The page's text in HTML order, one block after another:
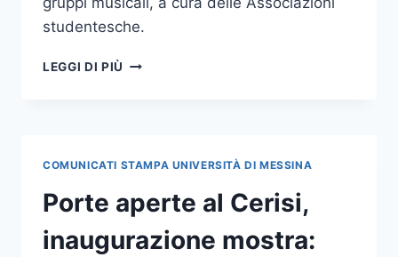
studentesche.
LEGGI DI PIÙ MERCOLEDÌ
WELCOME
DAY
UNIME
COMUNICATI STAMPA UNIVERSITÀ DI MESSINA
Porte aperte al Cerisi,
inaugurazione mostra: